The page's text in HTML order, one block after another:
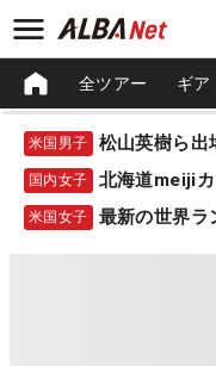
全ツアー ギア
米国男子
国内女子 北海道meiji
米国女子 最新の世界ラ